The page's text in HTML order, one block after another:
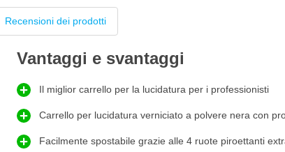
Recensioni dei prodotti
Vantaggi e svantaggi
Il miglior carrello per la lucidatura per i professionisti
Carrello per lucidatura verniciato a polvere nera con
Facilmente spostabile grazie alle 4 ruote piroettanti